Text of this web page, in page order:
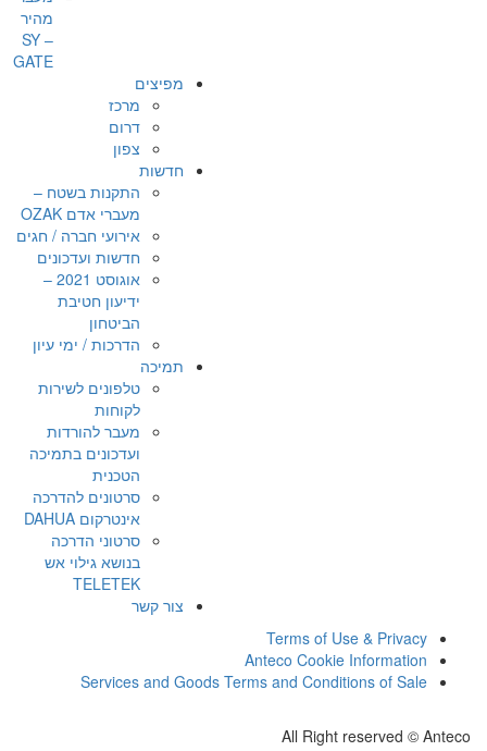
מהיר
– SY
GATE
מפיצים
מרכז
דרום
צפון
חדשות
התקנות בשטח –
מעברי אדם OZAK
אירועי חברה / חגים
חדשות ועדכונים
אוגוסט 2021 –
ידיעון חטיבת
הביטחון
הדרכות / ימי עיון
תמיכה
טלפונים לשירות
לקוחות
מעבר להורדות
ועדכונים בתמיכה
הטכנית
סרטונים להדרכה
אינטרקום DAHUA
סרטוני הדרכה
בנושא גילוי אש
TELETEK
צור קשר
Terms of Use & Privacy
Anteco Cookie Information
Services and Goods Terms and Conditions of Sale
All Right reserved © Anteco